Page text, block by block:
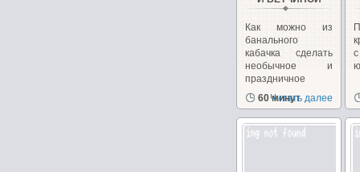
Как можно из
банального
кабачка сделать
необычное и
праздничное
блюдо. Взяв...
60 минут
Читать далее